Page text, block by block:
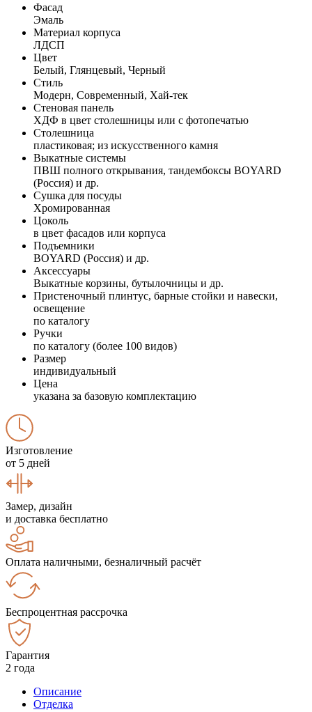
Фасад
Эмаль
Материал корпуса
ЛДСП
Цвет
Белый, Глянцевый, Черный
Стиль
Модерн, Современный, Хай-тек
Стеновая панель
ХДФ в цвет столешницы или с фотопечатью
Столешница
пластиковая; из искусственного камня
Выкатные системы
ПВШ полного открывания, тандембоксы BOYARD
(Россия) и др.
Сушка для посуды
Хромированная
Цоколь
в цвет фасадов или корпуса
Подъемники
BOYARD (Россия) и др.
Аксессуары
Выкатные корзины, бутылочницы и др.
Пристеночный плинтус, барные стойки и навески,
освещение
по каталогу
Ручки
по каталогу (более 100 видов)
Размер
индивидуальный
Цена
указана за базовую комплектацию
Изготовление
от 5 дней
Замер, дизайн
и доставка бесплатно
Оплата наличными, безналичный расчёт
Беспроцентная рассрочка
Гарантия
2 года
Описание
Отделка